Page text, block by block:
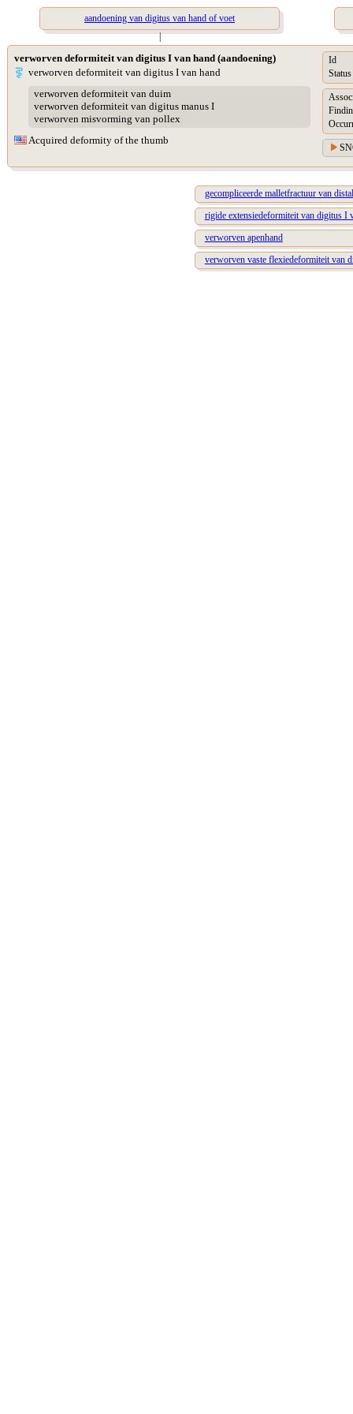
aandoening van digitus van hand of voet
|
verworven deformiteit van digitus I van hand (aandoening)
verworven deformiteit van digitus I van hand
verworven deformiteit van duim
verworven deformiteit van digitus manus I
verworven misvorming van pollex
Acquired deformity of the thumb
Id
Status
gecompliceerde malletfractuur van
rigide extensiedeformiteit van digitus I
verworven apenhand
verworven vaste flexiedeformiteit van